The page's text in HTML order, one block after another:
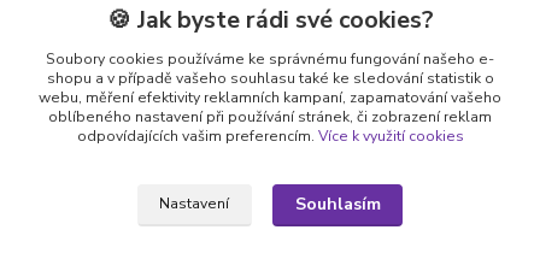
Radka Chamrádová
+420 737 484 708
Výdejna e-shopu: Po-Ne, 8-20 hod.
info@equi-horecky.cz
🍪 Jak byste rádi své cookies?
Soubory cookies používáme ke správnému fungování našeho e-
shopu a v případě vašeho souhlasu také ke sledování statistik o
webu, měření efektivity reklamních kampaní, zapamatování vašeho
oblíbeného nastavení při používání stránek, či zobrazení reklam
odpovídajících vašim preferencím. Více k využití cookies
Nastavení Souhlasím